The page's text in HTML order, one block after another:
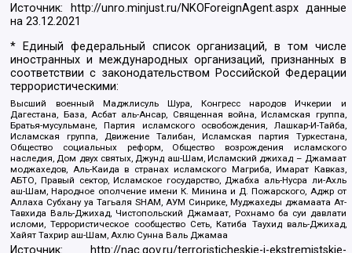
Источник: http://unro.minjust.ru/NKOForeignAgent.aspxданные
на23.12.2021
* Единый федеральный список организаций, в том числе
иностранных и международных организаций, признанных в
соответствии с законодательством Российской Федерации
террористическими:
Высший военный Маджлисуль Шура, Конгресс народов Ичкерии и
Дагестана, База, Асбат аль-Ансар, Священная война, Исламская группа,
Братья-мусульмане, Партия исламского освобождения, Лашкар-И-Тайба,
Исламская группа, Движение Талибан, Исламская партия Туркестана,
Общество социальных реформ, Общество возрождения исламского
наследия, Дом двух святых, Джунд аш-Шам, Исламский джихад – Джамаат
моджахедов, Аль-Каида в странах исламского Магриба, Имарат Кавказ,
АБТО, Правый сектор, Исламское государство, Джабха аль-Нусра ли-Ахль
аш-Шам, Народное ополчение имени К. Минина и Д. Пожарского, Аджр от
Аллаха Субхану уа Тагьаля SHAM, АУМ Синрике, Муджахеды джамаата Ат-
Тавхида Валь-Джихад, Чистопольский Джамаат, Рохнамо ба суи давлати
исломи, Террористическое сообщество Сеть, Катиба Таухид валь-Джихад,
Хайят Тахрир аш-Шам, Ахлю Сунна Валь Джамаа
Источник:
http://nac.gov.ru/terroristicheskie-i-ekstremistskie-